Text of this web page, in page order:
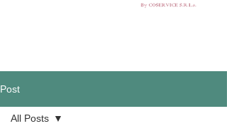
Post
All Posts